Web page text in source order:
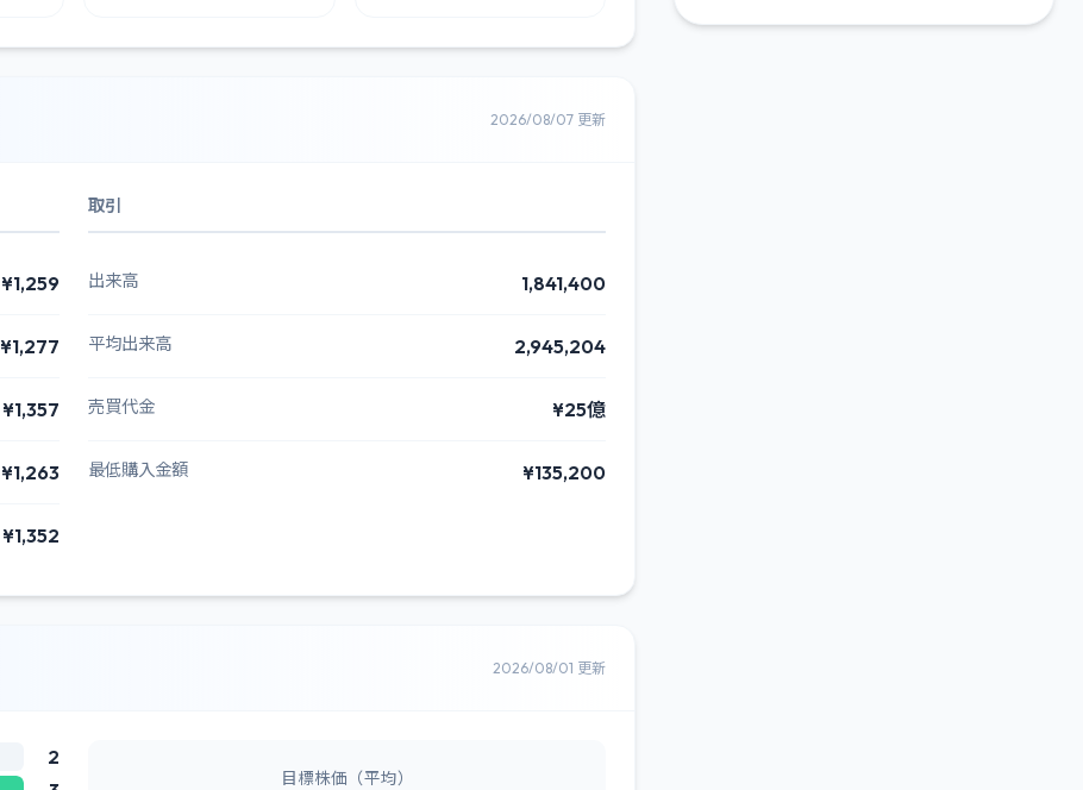
2026/08/07 更新
¥1,259
¥1,277
¥1,357
¥1,263
¥1,352
取引
出来高 1,841,400
平均出来高 2,945,204
売買代金 ¥25億
最低購入金額 ¥135,200
2026/08/01 更新
2
目標株価（平均）